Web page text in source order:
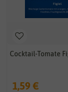
Cocktail-Tomate
1,59 €